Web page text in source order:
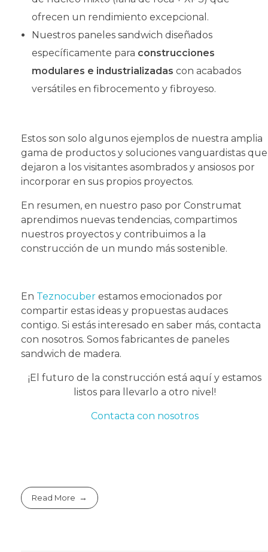
ofrecen un rendimiento excepcional.
Nuestros paneles sandwich diseñados
específicamente para construcciones
modulares e industrializadas con acabados
versátiles en fibrocemento y fibroyeso.
Estos son solo algunos ejemplos de nuestra amplia
gama de productos y soluciones vanguardistas que
dejaron a los visitantes asombrados y ansiosos por
incorporar en sus propios proyectos.
En resumen, en nuestro paso por Construmat
aprendimos nuevas tendencias, compartimos
nuestros proyectos y contribuimos a la
construcción de un mundo más sostenible.
En Teznocuber estamos emocionados por
compartir estas ideas y propuestas audaces
contigo. Si estás interesado en saber más, contacta
con nosotros. Somos fabricantes de paneles
sandwich de madera.
¡El futuro de la construcción está aquí y estamos
listos para llevarlo a otro nivel!
Contacta con nosotros
Read More